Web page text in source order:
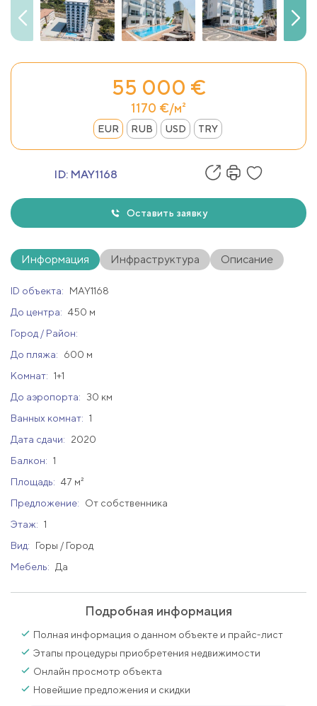
55 000 €
1170 €/м²
EUR RUB USD TRY
ID: MAY1168
Оставить заявку
Информация Инфраструктура Описание
ID объекта:
MAY1168
До центра: 450 м
Город / Район:
До пляжа:
600 м
Комнат: 1+1
До аэропорта:
30 км
Ванных комнат: 1
Дата сдачи:
2020
Балкон: 1
Площадь: 47 м²
Предложение:
От собственника
Этаж: 1
Вид:
Горы / Город
Мебель:
Да
Подробная информация
Полная информация о данном объекте и прайс-лист
Этапы процедуры приобретения недвижимости
Онлайн просмотр объекта
Новейшие предложения и скидки